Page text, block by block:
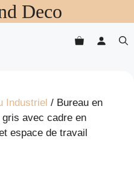
Deco
Industriel / Bureau en
gris avec cadre en
espace de travail